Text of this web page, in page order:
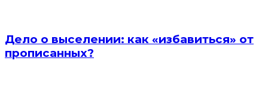
Дело о выселении: как «избавиться» от
прописанных?